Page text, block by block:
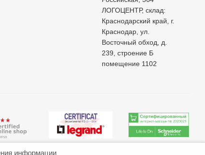
ЛОГОЦЕНТР, склад:
Краснодарский край, г.
Краснодар, ул.
Восточный обход, д.
239, строение Б
помещение 1102
информации